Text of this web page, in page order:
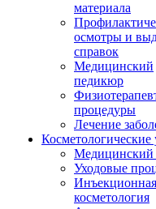
материала
осмотры и
справок
Медицинский
педикюр
процедуры
Лечение
Косметологические
Медицинский
Уходовые
Инъекционная
косметология